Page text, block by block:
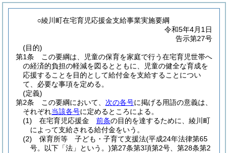
○綾川町在宅育児応援金支給事業実施要綱
令和5年4月1日
告示第27号
(目的)
第1条
この要綱は、児童の保育を家庭で行う在宅育児世帯へ
の経済的負担の軽減を図るとともに、児童の健全な育成を
応援することを目的として給付金を支給することについ
て、必要な事項を定める。
(定義)
第2条
この要綱において、 次の各号に掲げる用語の意義は、
それぞれ当該各号に定めるところによる。
(1)
在宅育児応援金 前条の目的を達するために、綾川町
によって支給される給付金をいう。
(2)
保育所等 子ども・子育て支援法(平成24年法律第65
号。以下「法」という。)第27条第3項第2号、第28条第2